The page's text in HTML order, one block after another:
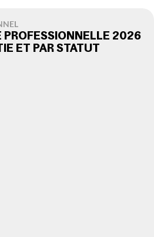
PROFESSIONNELLE 2026
ET PAR STATUT